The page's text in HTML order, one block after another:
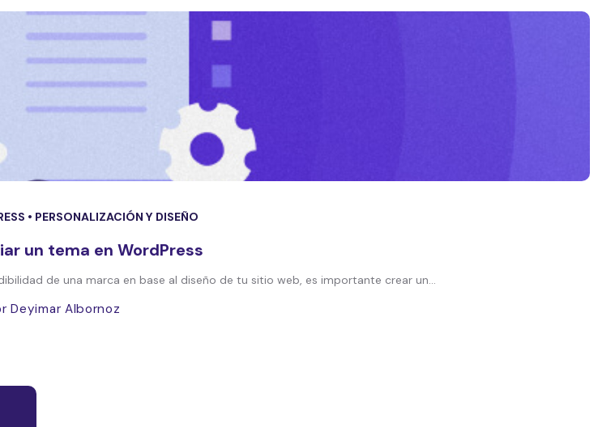
• PERSONALIZACIÓN Y DISEÑO
un tema en WordPress
de una marca en base al diseño de tu sitio web, es importante crear un...
Deyimar Albornoz